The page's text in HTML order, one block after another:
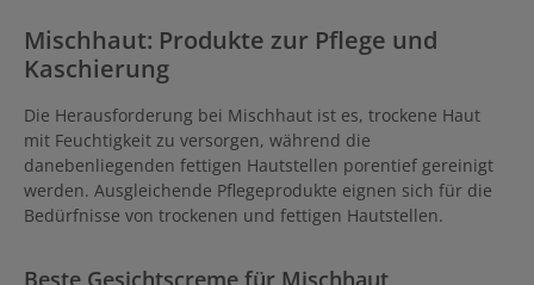
Mischhaut: Produkte zur Pflege und
Kaschierung
Die Herausforderung bei Mischhaut ist es, trockene Haut
mit Feuchtigkeit zu versorgen, während die
danebenliegenden fettigen Hautstellen porentief gereinigt
werden. Ausgleichende Pflegeprodukte eignen sich für die
Bedürfnisse von trockenen und fettigen Hautstellen.
Beste Gesichtscreme für Mischhaut